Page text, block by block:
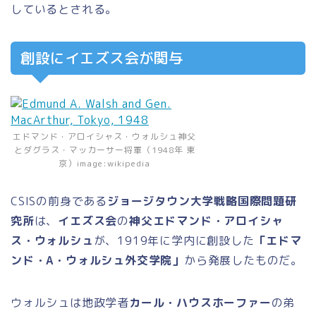
しているとされる。
創設にイエズス会が関与
エドマンド・アロイシャス・ウォルシュ神父
とダグラス・マッカーサー将軍（1948年 東
京）image:wikipedia
CSISの前身であるジョージタウン大学戦略国際問題研
究所は、 イエズス会の神父エドマンド・アロイシャ
ス・ウォルシュ が、1919年に学内に創設した 「エドマ
ンド・A・ウォルシュ外交学院」 から発展したものだ。
ウォルシュは地政学者カール・ハウスホーファーの弟